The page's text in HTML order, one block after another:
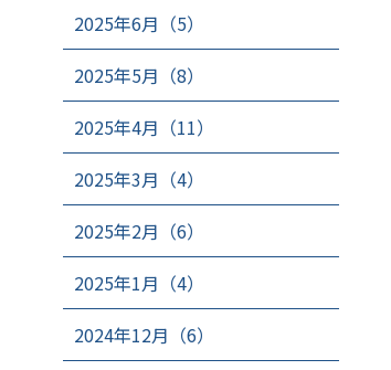
2025年6月（5）
2025年5月（8）
2025年4月（11）
2025年3月（4）
2025年2月（6）
2025年1月（4）
2024年12月（6）